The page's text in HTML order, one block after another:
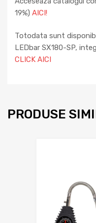
19%) AICI!
Totodata sunt
LEDbar SX180-SP,
CLICK AICI
PRODUSE